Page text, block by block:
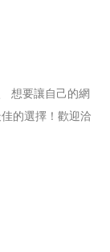
想要讓自己的網
的選擇！歡迎洽